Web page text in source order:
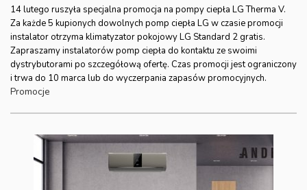
14 lutego ruszyła specjalna promocja na pompy ciepła LG Therma V.
Za każde 5 kupionych dowolnych pomp ciepła LG w czasie promocji
instalator otrzyma klimatyzator pokojowy LG Standard 2 gratis.
Zapraszamy instalatorów pomp ciepła do kontaktu ze swoimi
dystrybutorami po szczegółową ofertę. Czas promocji jest ograniczony
i trwa do 10 marca lub do wyczerpania zapasów promocyjnych.
Promocje